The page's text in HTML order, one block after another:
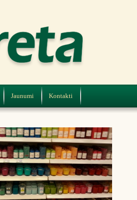
Jaunumi Kontakti